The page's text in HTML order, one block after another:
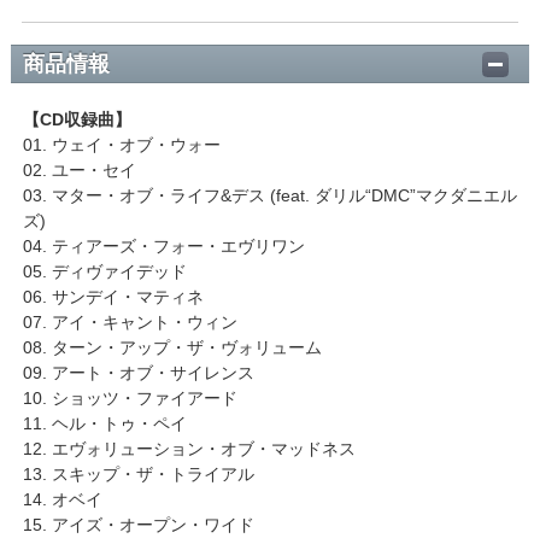
商品情報
【CD収録曲】
01. ウェイ・オブ・ウォー
02. ユー・セイ
03. マター・オブ・ライフ&デス (feat. ダリル“DMC”マクダニエル
ズ)
04. ティアーズ・フォー・エヴリワン
05. ディヴァイデッド
06. サンデイ・マティネ
07. アイ・キャント・ウィン
08. ターン・アップ・ザ・ヴォリューム
09. アート・オブ・サイレンス
10. ショッツ・ファイアード
11. ヘル・トゥ・ペイ
12. エヴォリューション・オブ・マッドネス
13. スキップ・ザ・トライアル
14. オベイ
15. アイズ・オープン・ワイド